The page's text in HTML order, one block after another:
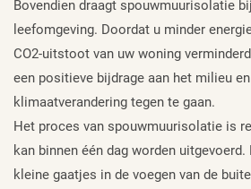
Bovendien draagt spouwmuurisolatie
leefomgeving. Doordat u minder
CO2-uitstoot van uw woning
een positieve bijdrage aan het milieu
klimaatverandering tegen te gaan.
Het proces van spouwmuurisolatie is
kan binnen één dag worden
kleine gaatjes in de voegen van de